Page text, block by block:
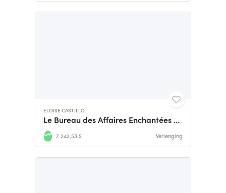
ELOISE CASTILLO
Le Bureau des Affaires Enchantées - Edition Reliée Collector
7 242,53 $ Verlenging